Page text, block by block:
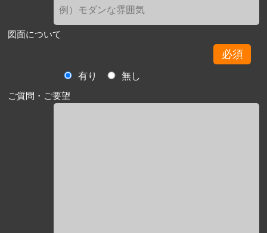
図面について
必須
有り
無し
ご質問・ご要望